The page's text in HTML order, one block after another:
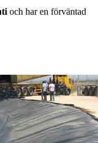
och har en förväntad